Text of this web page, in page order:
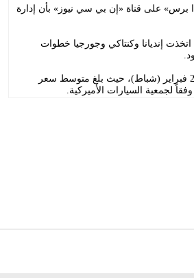
برس» على قناة «إن بي سي نيوز» بأن إدارة
إنديانا وكنتاكي وجورجيا خطوات
وقد ارتفعت أسعار البنزين منذ بدء الحرب في إيران في 28 فبراير (شباط)، حيث بلغ متوسط سعر